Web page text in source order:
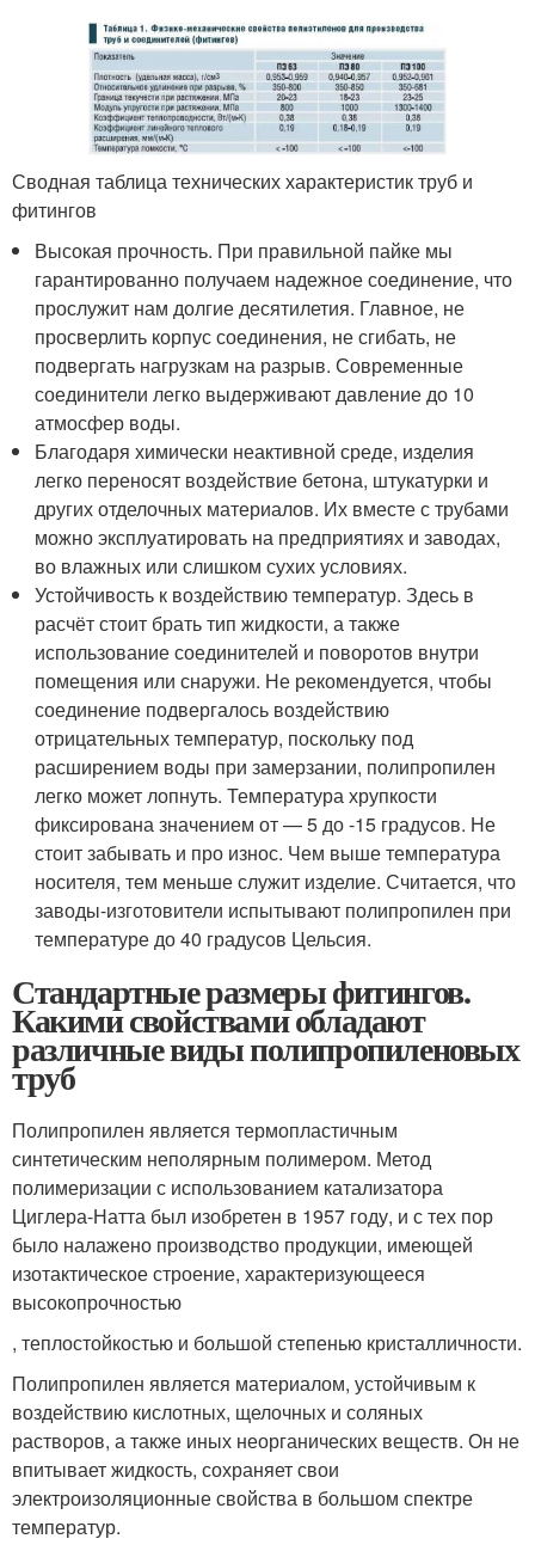
Сводная таблица технических характеристик труб и
фитингов
Высокая прочность. При правильной пайке мы
гарантированно получаем надежное соединение, что
прослужит нам долгие десятилетия. Главное, не
просверлить корпус соединения, не сгибать, не
подвергать нагрузкам на разрыв. Современные
соединители легко выдерживают давление до 10
атмосфер воды.
Благодаря химически неактивной среде, изделия
легко переносят воздействие бетона, штукатурки и
других отделочных материалов. Их вместе с трубами
можно эксплуатировать на предприятиях и заводах,
во влажных или слишком сухих условиях.
Устойчивость к воздействию температур. Здесь в
расчёт стоит брать тип жидкости, а также
использование соединителей и поворотов внутри
помещения или снаружи. Не рекомендуется, чтобы
соединение подвергалось воздействию
отрицательных температур, поскольку под
расширением воды при замерзании, полипропилен
легко может лопнуть. Температура хрупкости
фиксирована значением от — 5 до -15 градусов. Не
стоит забывать и про износ. Чем выше температура
носителя, тем меньше служит изделие. Считается, что
заводы-изготовители испытывают полипропилен при
температуре до 40 градусов Цельсия.
Стандартные размеры фитингов.
Какими свойствами обладают
различные виды полипропиленовых
труб
Полипропилен является термопластичным
синтетическим неполярным полимером. Метод
полимеризации с использованием катализатора
Циглера-Натта был изобретен в 1957 году, и с тех пор
было налажено производство продукции, имеющей
изотактическое строение, характеризующееся
высокопрочностью
, теплостойкостью и большой степенью кристалличности.
Полипропилен является материалом, устойчивым к
воздействию кислотных, щелочных и соляных
растворов, а также иных неорганических веществ. Он не
впитывает жидкость, сохраняет свои
электроизоляционные свойства в большом спектре
температур.